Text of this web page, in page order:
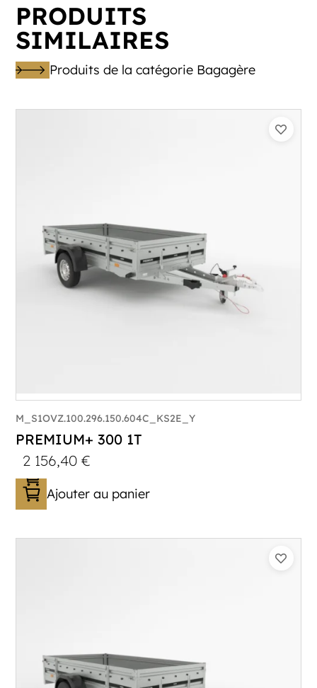
PRODUITS
SIMILAIRES
Produits de la catégorie Bagagère
Plancher :Plancher en contreplaqué massif
M_S1OVZ.100.296.150.604C_KS2E_Y
PREMIUM+ 300 1T
2 156,40€
Ajouter au panier